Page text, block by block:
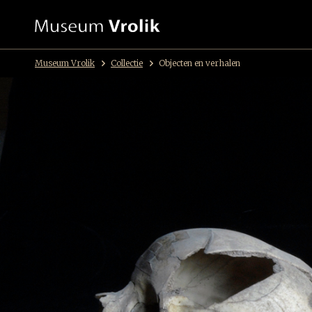
Museum Vrolik Collectie Objecten en verhalen